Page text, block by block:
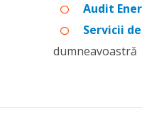
Audit
Servicii
dumneavoastră